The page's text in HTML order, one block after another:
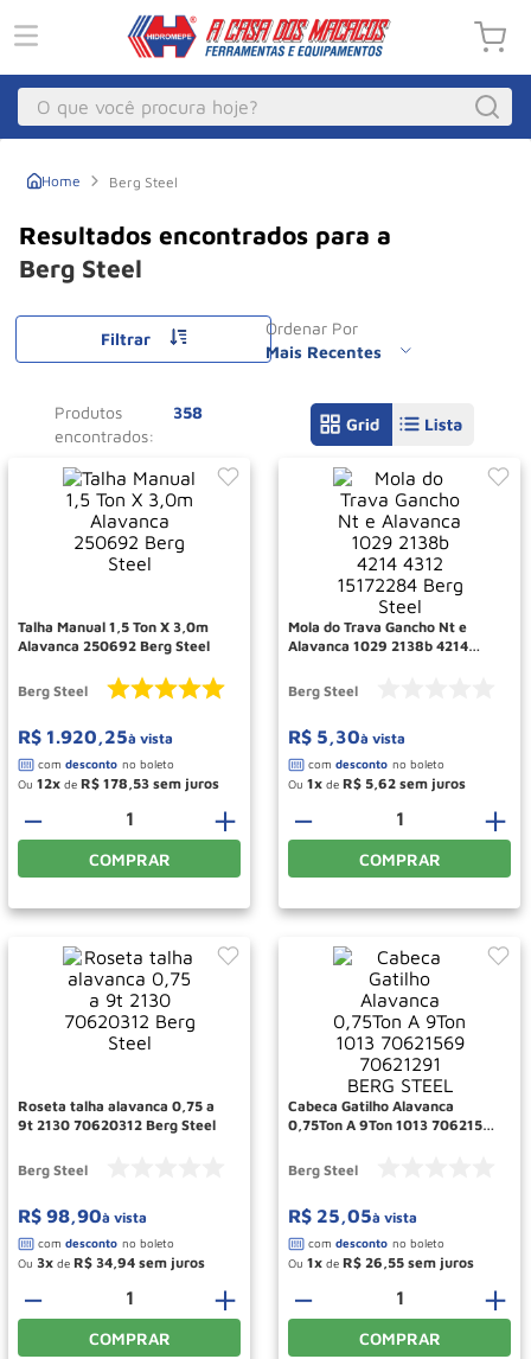
O que você procura hoje?
Berg Steel
Berg Steel
Ordenar Por
Mais Recentes
Filtrar
358
Produtos
Talha Manual 1,5 Ton X 3,0m
Alavanca 250692 Berg Steel
Berg Steel
R$ 1.920,25à vista
Ou 12 de R$ 178,53
＋
－
COMPRAR
Mola do Trava Gancho Nt e
Alavanca 1029 2138b 4214
Berg Steel
R$ 5,30à vista
Ou 1 de R$ 5,62
＋
－
COMPRAR
Roseta talha alavanca 0,75 a
9t 2130 70620312 Berg Steel
Berg Steel
R$ 98,90à vista
Ou 3 de R$ 34 94
＋
－
COMPRAR
Cabeca Gatilho Alavanca
0,75Ton A 9Ton 1013 70621569
Berg Steel
R$ 25,05à vista
Ou 1 de R$ 26 55
＋
－
COMPRAR
1 º Macacos
Macaco Hidraulico
Macaco Jacare
Macaco
Rodizio
Talha
Roda